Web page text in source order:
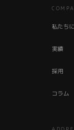
私たち
実績
採用
コラム